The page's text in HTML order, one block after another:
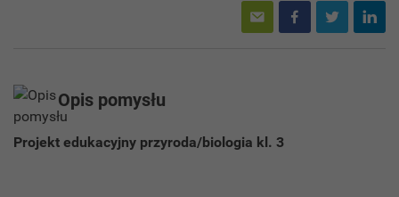
Opis pomysłu
Projekt edukacyjny przyroda/biologia kl. 3